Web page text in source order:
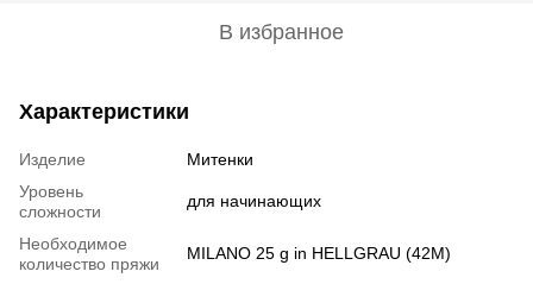
В избранное
Характеристики
Изделие
Митенки
Уровень
сложности
для начинающих
Необходимое
количество пряжи
MILANO 25 g in HELLGRAU (42M)